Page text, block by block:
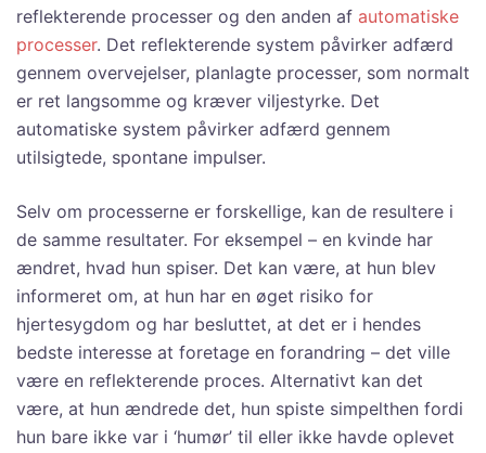
reflekterende processer og den anden af automatiske
processer. Det reflekterende system påvirker adfærd
gennem overvejelser, planlagte processer, som normalt
er ret langsomme og kræver viljestyrke. Det
automatiske system påvirker adfærd gennem
utilsigtede, spontane impulser.
Selv om processerne er forskellige, kan de resultere i
de samme resultater. For eksempel – en kvinde har
ændret, hvad hun spiser. Det kan være, at hun blev
informeret om, at hun har en øget risiko for
hjertesygdom og har besluttet, at det er i hendes
bedste interesse at foretage en forandring – det ville
være en reflekterende proces. Alternativt kan det
være, at hun ændrede det, hun spiste simpelthen fordi
hun bare ikke var i ‘humør’ til eller ikke havde oplevet